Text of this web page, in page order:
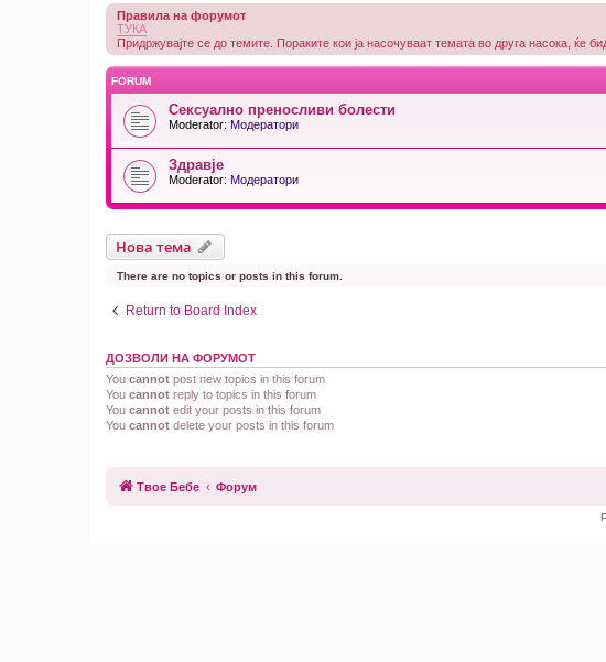
Правила на форумот
ТУКА
Придржувајте се до темите. Пораките кои ја насочуваат темата во друга насока, ќе
FORUM
Сексуално преносливи болести
Moderator: Модератори
Здравје
Moderator: Модератори
Нова тема
There are no topics or posts in this forum.
Return to Board Index
ДОЗВОЛИ НА ФОРУМОТ
You cannot post new topics in this forum
You cannot reply to topics in this forum
You cannot edit your posts in this forum
You cannot delete your posts in this forum
Твое Бебе Форум